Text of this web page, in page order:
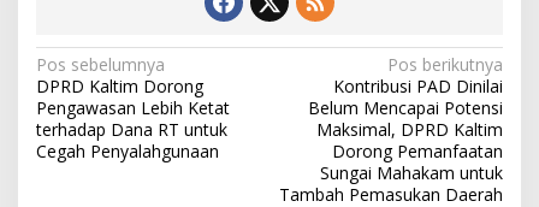
N
a
v
Pos sebelumnya
DPRD Kaltim Dorong
Pengawasan Lebih Ketat
terhadap Dana RT untuk
Cegah Penyalahgunaan
Pos berikutnya
Kontribusi PAD Dinilai
Belum Mencapai Potensi
Maksimal, DPRD Kaltim
Dorong Pemanfaatan
Sungai Mahakam untuk
Tambah Pemasukan Daerah